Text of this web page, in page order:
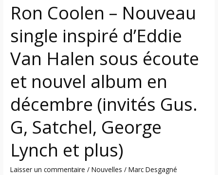
Ron Coolen – Nouveau
single inspiré d’Eddie
Van Halen sous écoute
et nouvel album en
décembre (invités Gus.
G, Satchel, George
Lynch et plus)
Laisser un commentaire /Nouvelles /Marc Desgagné
et
album
en
décembre
(invités
Gus.
G,
Satchel,
George
Lynch
plus)